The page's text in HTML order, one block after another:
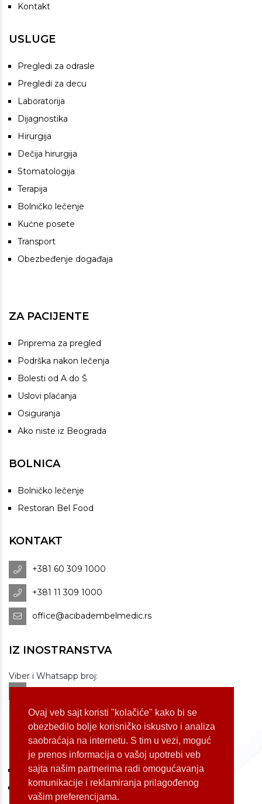
Ovaj veb sajt koristi "kolačiće" kako bi se
obezbedilo bolje korisničko iskustvo i analiza
saobraćaja na internetu. S tim u vezi, moguć
je prenos informacija o vašoj upotrebi veb
sajta našim partnerima radi omogućavanja
komunikacije i reklamiranja prilagođenog
vašim preferencijama.
Kontakt
USLUGE
Pregledi za odrasle
Pregledi za decu
Laboratorija
Dijagnostika
Hirurgija
Dečija hirurgija
Stomatologija
Terapija
Bolničko lečenje
Kućne posete
Transport
Obezbeđenje događaja
ZA PACIJENTE
Priprema za pregled
Podrška nakon lečenja
Bolesti od A do Š
Uslovi plaćanja
Osiguranja
Ako niste iz Beograda
BOLNICA
Bolničko lečenje
Restoran Bel Food
KONTAKT
+381 60 309 1000
+381 11 309 1000
office@acibadembelmedic.rs
IZ INOSTRANSTVA
Viber i Whatsapp broj:
+381 60 309 1070
Dostupnost: od 07 do 22h
LOKACIJE
Koste Jovanovića 87 (Voždovac)
Bulevar Oslobođenja 155 (Voždovac)